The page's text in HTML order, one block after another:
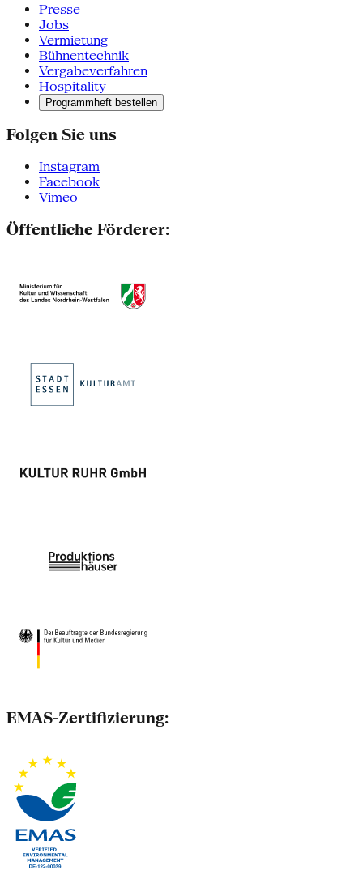
Presse
Jobs
Vermietung
Bühnentechnik
Vergabeverfahren
Hospitality
Programmheft bestellen
Folgen Sie uns
Instagram
Facebook
Vimeo
Öffentliche Förderer:
EMAS-Zertifizierung: